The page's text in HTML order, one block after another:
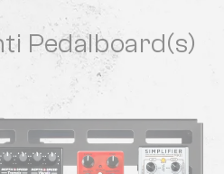
Pedalboard(s)